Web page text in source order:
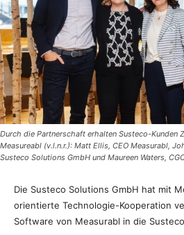
Durch die Partnerschaft erhalten Susteco-Kunden
Measureabl (v.l.n.r.): Matt Ellis, CEO Measurabl,
Susteco Solutions GmbH und Maureen Waters,
Die Susteco Solutions GmbH hat mit
orientierte Technologie-Kooperation
Software von Measurabl in die